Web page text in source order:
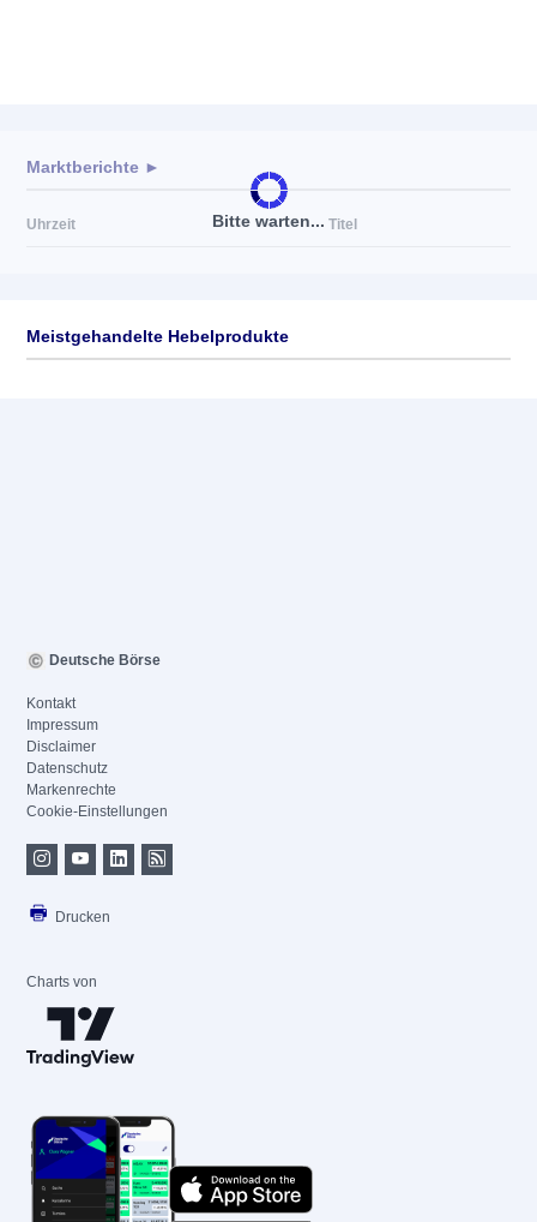
Bitte warten...
Marktberichte ►
Uhrzeit Titel
Meistgehandelte Hebelprodukte
Deutsche Börse
Kontakt
Impressum
Disclaimer
Datenschutz
Markenrechte
Cookie-Einstellungen
Drucken
Charts von